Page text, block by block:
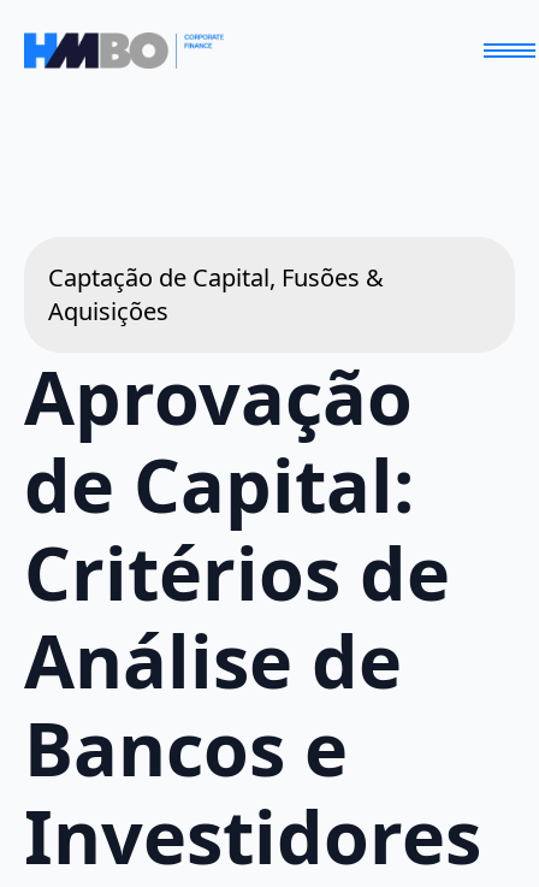
Captação de Capital, Fusões &
Aquisições
Aprovação
de Capital:
Critérios de
Análise de
Bancos e
Investidores